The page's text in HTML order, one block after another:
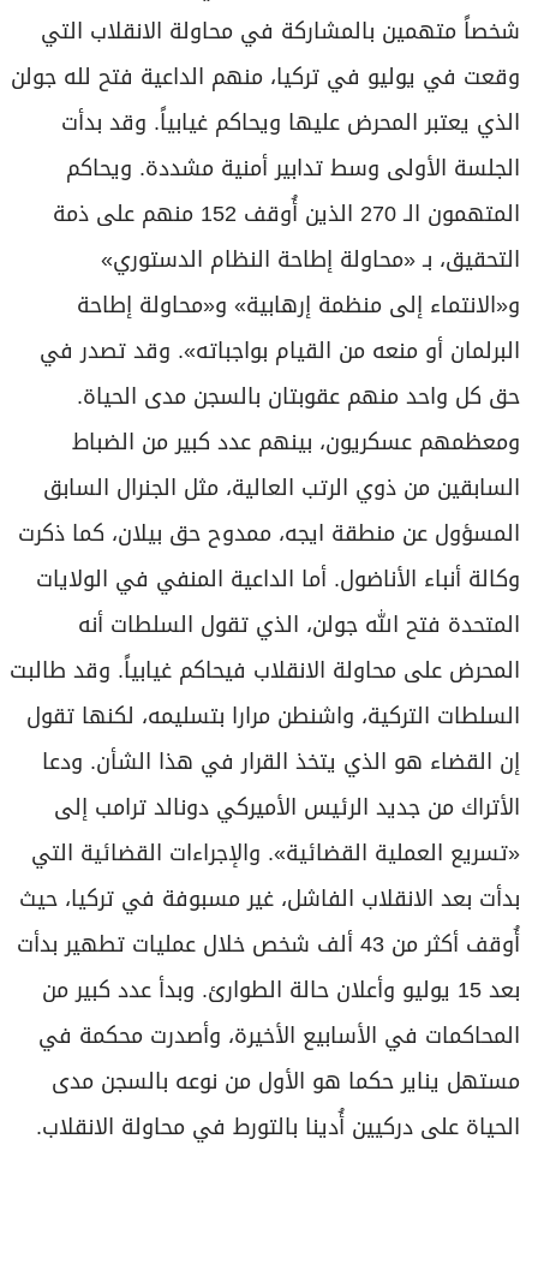
شخصاً متهمين بالمشاركة في محاولة الانقلاب التي
وقعت في يوليو في تركيا، منهم الداعية فتح لله جولن
الذي يعتبر المحرض عليها ويحاكم غيابياً. وقد بدأت
الجلسة الأولى وسط تدابير أمنية مشددة. ويحاكم
المتهمون الـ 270 الذين أُوقف 152 منهم على ذمة
التحقيق، بـ «محاولة إطاحة النظام الدستوري»
و«الانتماء إلى منظمة إرهابية» و«محاولة إطاحة
البرلمان أو منعه من القيام بواجباته». وقد تصدر في
حق كل واحد منهم عقوبتان بالسجن مدى الحياة.
ومعظمهم عسكريون، بينهم عدد كبير من الضباط
السابقين من ذوي الرتب العالية، مثل الجنرال السابق
المسؤول عن منطقة ايجه، ممدوح حق بيلان، كما ذكرت
وكالة أنباء الأناضول. أما الداعية المنفي في الولايات
المتحدة فتح الله جولن، الذي تقول السلطات أنه
المحرض على محاولة الانقلاب فيحاكم غيابياً. وقد طالبت
السلطات التركية، واشنطن مرارا بتسليمه، لكنها تقول
إن القضاء هو الذي يتخذ القرار في هذا الشأن. ودعا
الأتراك من جديد الرئيس الأميركي دونالد ترامب إلى
«تسريع العملية القضائية». والإجراءات القضائية التي
بدأت بعد الانقلاب الفاشل، غير مسبوفة في تركيا، حيث
أُوقف أكثر من 43 ألف شخص خلال عمليات تطهير بدأت
بعد 15 يوليو وأعلان حالة الطوارئ. وبدأ عدد كبير من
المحاكمات في الأسابيع الأخيرة، وأصدرت محكمة في
مستهل يناير حكما هو الأول من نوعه بالسجن مدى
الحياة على دركيين أُدينا بالتورط في محاولة الانقلاب.